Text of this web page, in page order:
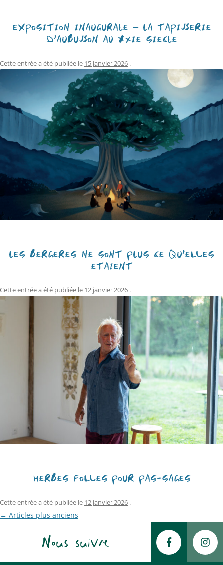
EXPOSITION INAUGURALE – LA TAPISSERIE
D’AUBUSSON AU XXIE SIÈCLE
Cette entrée a été publiée le 15 janvier 2026 .
LES BERGÈRES NE SONT PLUS CE QU’ELLES
ÉTAIENT
Cette entrée a été publiée le 12 janvier 2026 .
HERBES FOLLES POUR PAS-SAGES
Cette entrée a été publiée le 12 janvier 2026 .
Navigation
← Articles plus anciens
Nous suivre